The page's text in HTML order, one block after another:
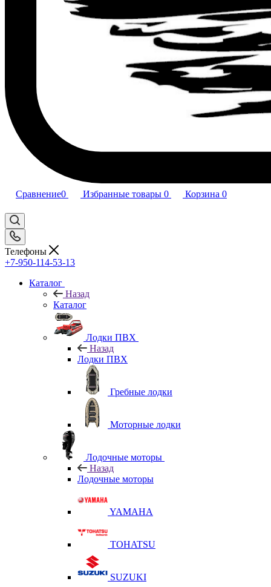
Сравнение0 Избранные товары 0 Корзина 0
Телефоны
+7-950-114-53-13
Каталог
Назад
Каталог
Лодки ПВХ
Назад
Лодки ПВХ
Гребные лодки
Моторные лодки
Лодочные моторы
Назад
Лодочные моторы
YAMAHA
TOHATSU
SUZUKI